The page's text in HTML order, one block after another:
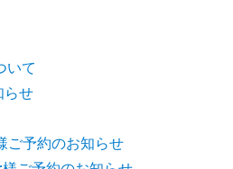
いて
らせ
予約のお知らせ